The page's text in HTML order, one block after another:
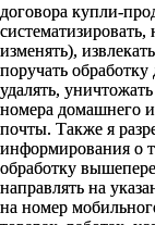
договора купли-
систематизировать,
изменять),
поручать
удалять,
номера домашнего
почты. Также я
информирования о
обработку
направлять на
на номер